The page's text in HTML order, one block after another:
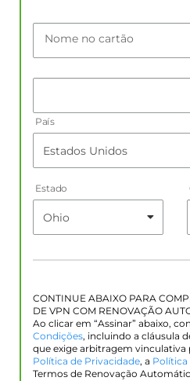
Nome no cartão
País
Estado
CONTINUE ABAIXO PARA
DE VPN COM RENOVAÇÃO
Ao clicar em “Assinar” abaixo,
Condições, incluindo a cláusula
que exige arbitragem vinculativa
Política de Privacidade, a Política
Termos de Renovação